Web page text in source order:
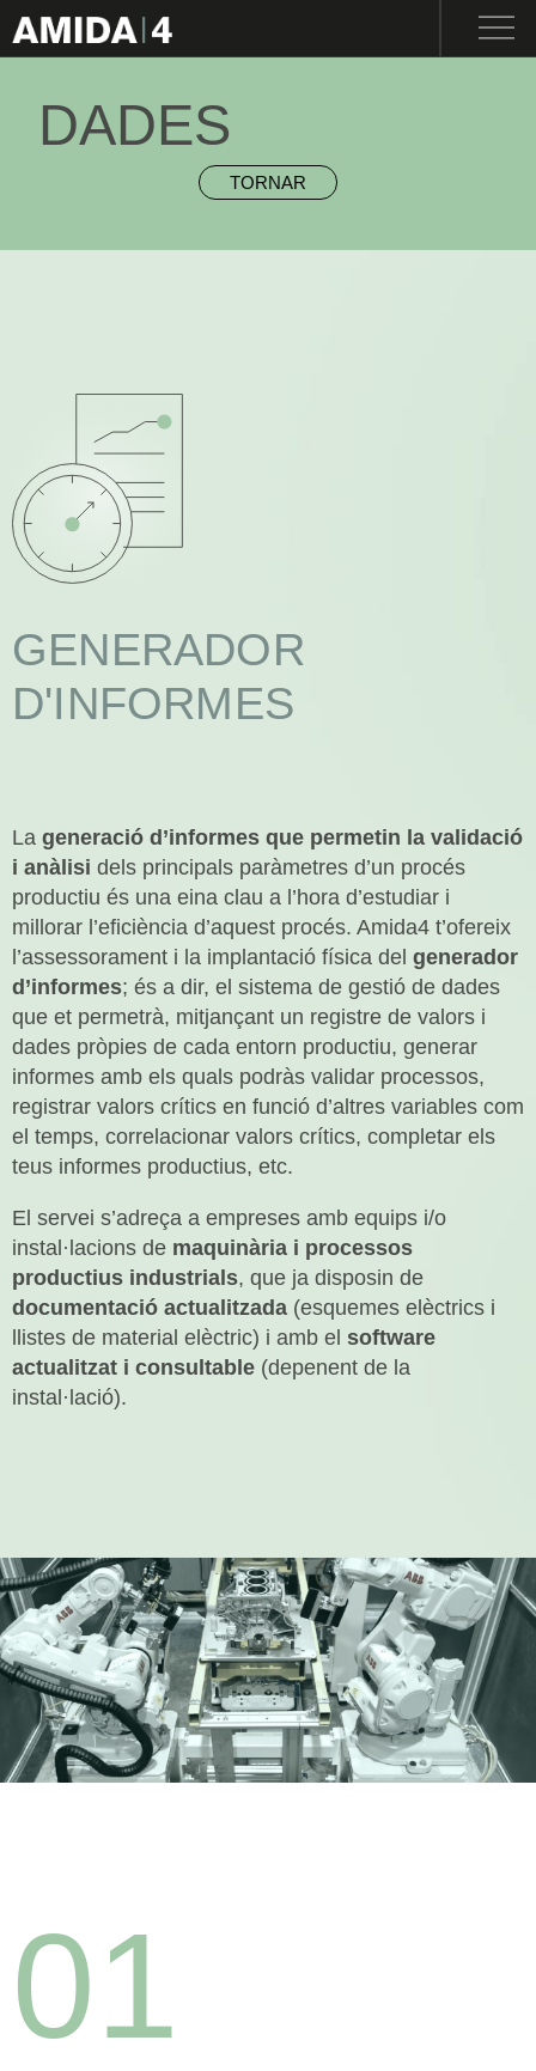
DADES
TORNAR
GENERADOR
D'INFORMES
La generació d’informes que permetin la validació
i anàlisi dels principals paràmetres d’un procés
productiu és una eina clau a l’hora d’estudiar i
millorar l’eficiència d’aquest procés. Amida4 t’ofereix
l’assessorament i la implantació física del generador
d’informes; és a dir, el sistema de gestió de dades
que et permetrà, mitjançant un registre de valors i
dades pròpies de cada entorn productiu, generar
informes amb els quals podràs validar processos,
registrar valors crítics en funció d’altres variables com
el temps, correlacionar valors crítics, completar els
teus informes productius, etc.
El servei s’adreça a empreses amb equips i/o
instal·lacions de maquinària i processos
productius industrials, que ja disposin de
documentació actualitzada (esquemes elèctrics i
llistes de material elèctric) i amb el software
actualitzat i consultable (depenent de la
instal·lació).
01
ENG
NOSALTRES
ENGINYERIA
MAQUINÀRIA
ROBÒTICA
DADES
Uneix-teIContacte